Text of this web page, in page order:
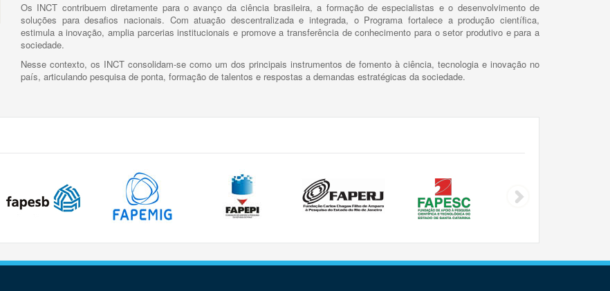
Os INCT contribuem diretamente para o avanço da ciência brasileira, a formação de especialistas e o desenvolvimento de
soluções para desafios nacionais. Com atuação descentralizada e integrada, o Programa fortalece a produção científica,
estimula a inovação, amplia parcerias institucionais e promove a transferência de conhecimento para o setor produtivo e para a
sociedade.
Nesse contexto, os INCT consolidam-se como um dos principais instrumentos de fomento à ciência, tecnologia e inovação no
país, articulando pesquisa de ponta, formação de talentos e respostas a demandas estratégicas da sociedade.